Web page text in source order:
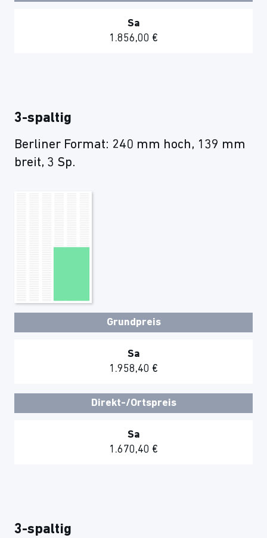
Sa
1.856,00 €
3-spaltig
Berliner Format: 240 mm hoch, 139 mm
breit, 3 Sp.
Grundpreis
Sa
1.958,40 €
Direkt-/Ortspreis
Sa
1.670,40 €
3-spaltig